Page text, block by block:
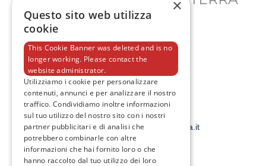
DEI FUOCHI)
Email:
smacampaniaspa@pec.it –info@smacampania.it
b
T
w
i
t
t
e
r
I
n
s
t
a
g
r
a
m
Y
o
u
t
u
b
e
×
Questo sito web utilizza
cookie
This Cookie Banner was deleted and is no
longer working. Please contact the
website administrator.
Utilizziamo i cookie per personalizzare
contenuti, annunci e per analizzare il nostro
traffico. Condividiamo inoltre informazioni
sul tuo utilizzo del nostro sito con i nostri
partner pubblicitari e di analisi che
potrebbero combinarle con altre
informazioni che hai fornito loro o che
hanno raccolto dal tuo utilizzo dei loro